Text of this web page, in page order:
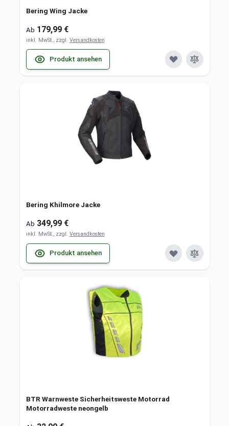
Bering Wing Jacke
Ab 179,99 €
inkl. MwSt., zzgl. Versandkosten
Produkt ansehen
Bering Khilmore Jacke
Ab 349,99 €
inkl. MwSt., zzgl. Versandkosten
Produkt ansehen
BTR Warnweste Sicherheitsweste Motorrad
Motorradweste neongelb